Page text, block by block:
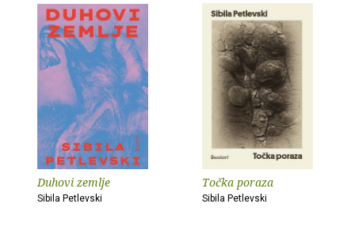
Duhovi zemlje
Sibila Petlevski
Točka poraza
Sibila Petlevski